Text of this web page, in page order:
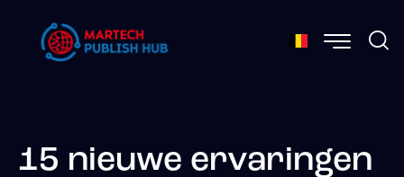
15 nieuwe ervaringen